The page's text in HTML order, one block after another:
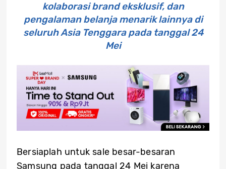
kolaborasi brand eksklusif, dan
pengalaman belanja menarik lainnya di
seluruh Asia Tenggara pada tanggal 24
Mei
Bersiaplah untuk sale besar-besaran
Samsung pada tanggal 24 Mei karena